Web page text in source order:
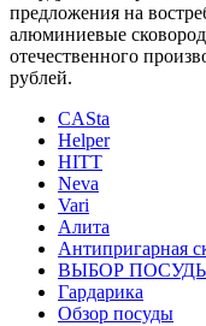
предложения на
алюминиевые
отечественного
рублей.
CASta
Helper
HITT
Neva
Vari
Алита
Антипригарная
ВЫБОР
Гардарика
Обзор посуды